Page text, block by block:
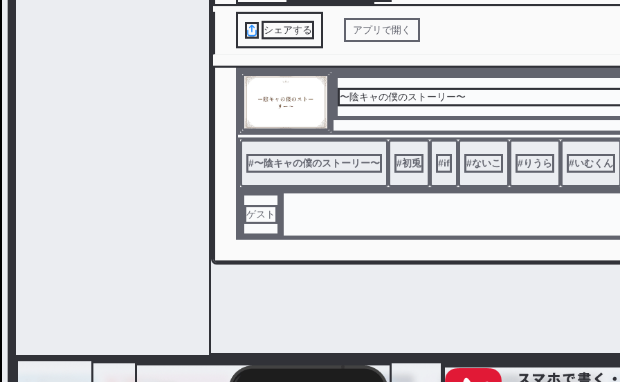
シェアする アプリで開く
〜陰キャの僕のストーリー〜
#〜陰キャの僕のストーリー〜 #初兎 #if #ないこ #りうら #いむくん
ゲスト